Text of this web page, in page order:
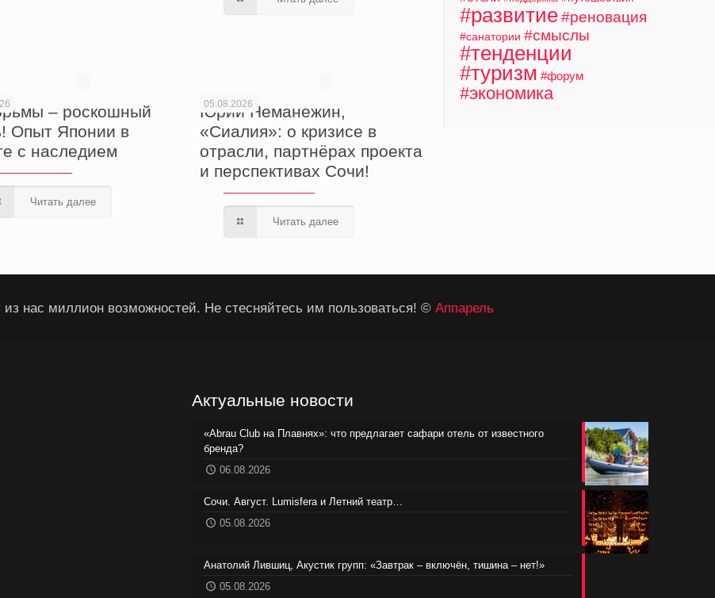
– роскошный
Опыт Японии в
с наследием
Читать далее
05.08.2026
Юрий Неманежин,
«Сиалия»: о кризисе в
отрасли, партнёрах проекта
и перспективах Сочи!
Читать далее
#развитие #реновация
#санатории #смыслы
#тенденции
#туризм #форум
#экономика
нас миллион возможностей. Не стесняйтесь им пользоваться! © Аппарель
Актуальные новости
«Abrau Club на Плавнях»: что предлагает сафари отель от известного
бренда?
06.08.2026
Сочи. Август. Lumisfera и Летний театр…
05.08.2026
Анатолий Лившиц, Акустик групп: «Завтрак – включён, тишина – нет!»
05.08.2026